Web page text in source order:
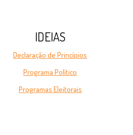
IDEIAS
Declaração de Princípios
Programa Político
Programas Eleitorais